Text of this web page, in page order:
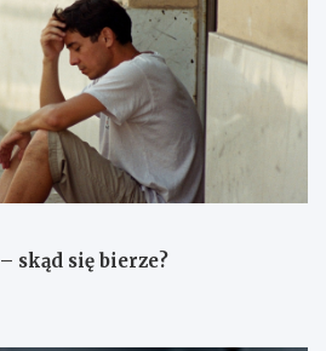
skąd się bierze?